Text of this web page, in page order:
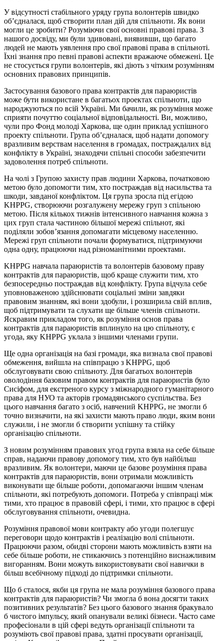
У відсутності стабільного уряду група волонтерів швидко
об’єдналася, щоб створити план дій для спільноти. Як вони
могли це зробити? Розуміючи свої основні правові права. З
нашого досвіду, ми були здивовані, виявивши, що багато
людей не мають уявлення про свої правові права в спільноті.
Їхні знання про певні правові аспекти вражаюче обмежені. Це
не стосується групи волонтерів, які діють з чітким розумінням
основних правових принципів.
Застосування базового права контрактів для параюристів
може бути використане в багатьох проектах спільноти, що
народжуються по всій Україні. Ми бачили, як розуміння може
сприяти почуттю соціальної відповідальності. Ви, можливо,
чули про Фонд молоді Харкова, ще один приклад успішного
проекту спільноти. Група об’єдналася, щоб надати допомогу
вразливим верствам населення в громадах, постраждалих від
конфлікту в Україні, знаходячи спільні способи забезпечити
задоволення потреб спільноти.
На чолі з Групою захисту прав людини Харкова, початковою
метою було допомогти тим, хто постраждав від насильства та
шкоди, завданої конфліктом. Ця група зросла під егідою
KHPPG, створюючи розгалужену мережу груп з спільною
метою. Після кількох тижнів інтенсивного навчання кожна з
цих груп стала частиною більшої мережі спільнот, які
поділяли зобов’язання допомагати місцевому населенню.
Мережі груп спільноти почали формуватися, підтримуючи
одна одну, працюючи над різноманітними проектами.
KHPPG навчала параюристів та волонтерів базовому праву
контрактів для параюристів, щоб краще служити тим, хто
безпосередньо постраждав від конфлікту. Група відчула себе
уповноваженою здійснювати соціальні зміни завдяки
правовим знанням, які вони здобули, і розширила свій вплив,
щоб підтримувати та слухати ще більше членів спільноти.
Яскравим прикладом того, як розуміння основ права
контрактів для параюристів вплинуло на цю спільноту, є
угода, яку KHPPG уклала з іншими членами групи.
Ще одна організація на базі громади, яка визнала свої правові
обмеження, вийшла на співпрацю з KHPPG, щоб
обслуговувати свою спільноту. Для багатьох волонтерів
оволодіння базовим правом контрактів для параюристів було
Сисіфом, для екстреного курсу з міжнародного гуманітарного
права для НУО та акторів громадянського суспільства. Без
цього навчання багато з осіб, навчений KHPPG, не змогли б
точно визначити, на які захисти мають право люди, яким вони
служили, і не змогли б створити успішну та стійку
організацію спільноти.
З новим розумінням правових угод група взяла на себе більше
справ, надаючи правову допомогу тим, хто був найбільш
вразливим. Як волонтери, маючи це базове розуміння права
контрактів для параюристів, вони отримали можливість
виконувати ще більше роботи, допомагаючи іншим членам
спільноти, які потребують допомоги. Потреба у співпраці між
тими, хто працює в правовій сфері, і тими, хто працює в сфері
обслуговування спільноти, очевидна.
Розуміння правової мови контракту або угоди полегшує
переговори щодо контрактів і реалізацію волі спільноти.
Працюючи разом, обидві сторони мають можливість взяти на
себе більше роботи, не стикаючись з потенційно виснажливим
вигоранням. Вони можуть використовувати свої навички в
більш всебічному підході до підтримки спільноти.
Що б сталося, якби ця група не мала розуміння базового права
контрактів для параюристів? Чи змогла б вона досягти таких
позитивних результатів? Без цього базового знання бракувало
б чистого імпульсу, який опанували великі бізнеси. Часто саме
професіонали в цій сфері ведуть організації спільноти та
розуміють свої правові права, здатні просувати організації,